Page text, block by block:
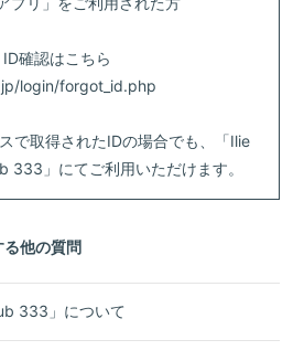
確認はこちら
login/forgot_id.php
で取得されたIDの場合でも、「Ilie
333」にてご利用いただけます。
る他の質問
333」について